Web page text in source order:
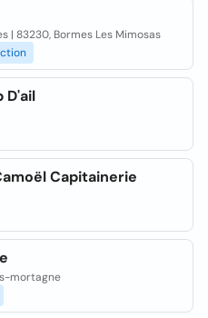
| 83230, Bormes Les Mimosas
D'ail
Capitainerie
mortagne